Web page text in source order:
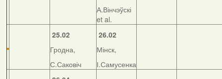
А.Вінчэўскі
et al.
25.02
Гродна,
С.Саковіч
26.02
Мінск,
І.Самусенка